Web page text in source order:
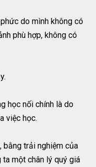
do mình không có
phù hợp, không có
học nối chính là do
việc học.
bằng trải nghiệm của
ta một chân lý quý giá